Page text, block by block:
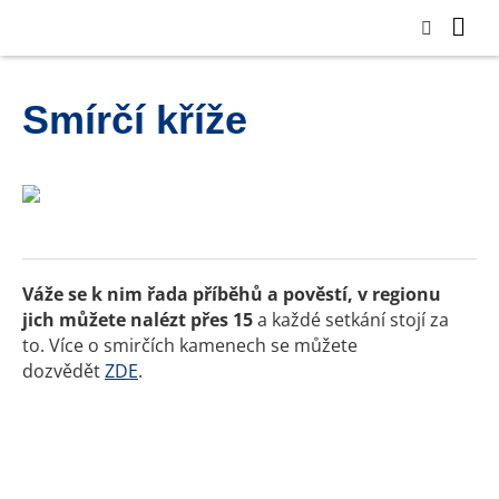
Smírčí kříže
Váže se k nim řada příběhů a pověstí, v regionu
jich můžete nalézt přes 15a každé setkání stojí za
to. Více o smirčích kamenech se můžete
dozvědětZDE.